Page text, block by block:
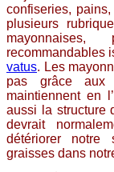
confiseries,
plusieurs
recommandables
vatus. Les
pas grâce aux
maintiennent en
aussi la structure
devrait
détériorer notre
graisses dans